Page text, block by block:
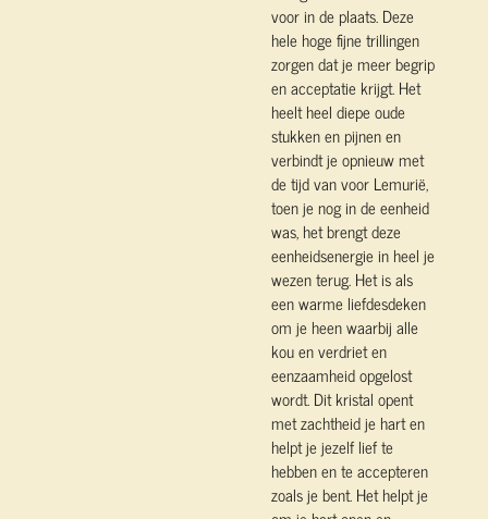
voor in de plaats. Deze
hele hoge fijne trillingen
zorgen dat je meer begrip
en acceptatie krijgt. Het
heelt heel diepe oude
stukken en pijnen en
verbindt je opnieuw met
de tijd van voor Lemurië,
toen je nog in de eenheid
was, het brengt deze
eenheidsenergie in heel je
wezen terug. Het is als
een warme liefdesdeken
om je heen waarbij alle
kou en verdriet en
eenzaamheid opgelost
wordt. Dit kristal opent
met zachtheid je hart en
helpt je jezelf lief te
hebben en te accepteren
zoals je bent. Het helpt je